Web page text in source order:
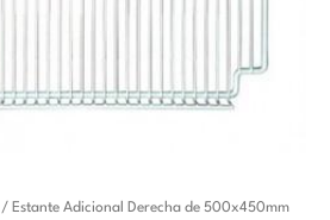
/ Estante Adicional Derecha de 500x450mm
El